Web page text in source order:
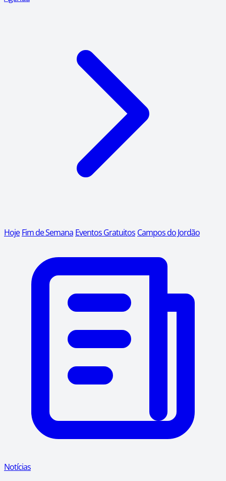
Hoje Fim de Semana Eventos Gratuitos Campos do Jordão
Notícias